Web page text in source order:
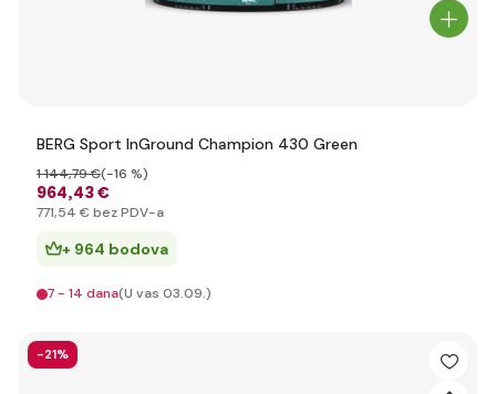
BERG Sport InGround Champion 430 Green
964,43 €
1 144,79 €(-16 %)
771,54 € bez PDV-a
+ 964 bodova
7 - 14 dana(U vas 03.09.)
-21%